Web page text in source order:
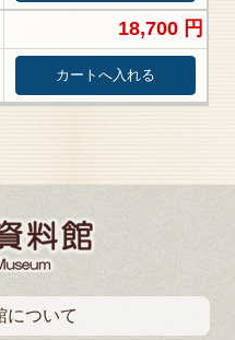
18,700 円
について